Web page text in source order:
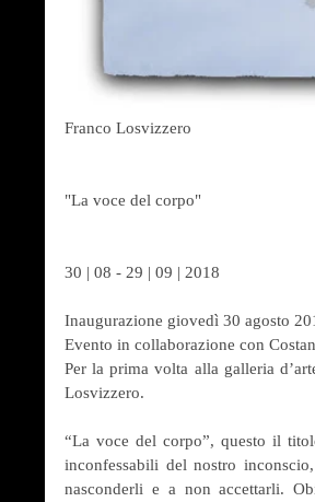
Franco Losvizzero
"La voce del corpo"
30 | 08 - 29 | 09 | 2018
Inaugurazione giovedì 30 agosto
Evento in collaborazione con
Per la prima volta alla galleria
Losvizzero.
“La voce del corpo”, questo il
inconfessabili del nostro
nasconderli e a non accettarli.